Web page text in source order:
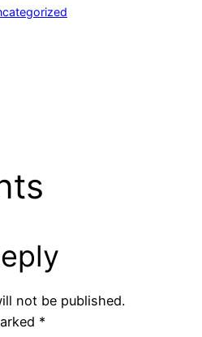
not be published.
*